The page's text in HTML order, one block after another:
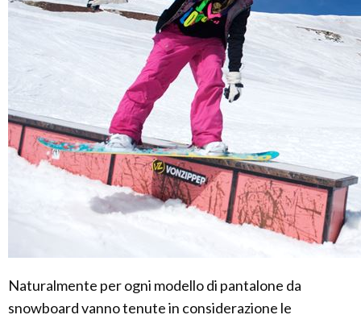
Naturalmente per ogni modello di pantalone da
snowboard vanno tenute in considerazione le